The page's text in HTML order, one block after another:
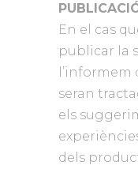
En el cas
publicar la
l’informem
seran
els
dels